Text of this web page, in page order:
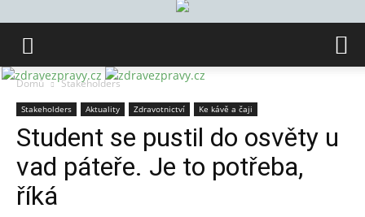
Domů Stakeholders
Stakeholders Aktuality Zdravotnictví Ke kávě a čaji
Student se pustil do osvěty u
vad páteře. Je to potřeba,
říká